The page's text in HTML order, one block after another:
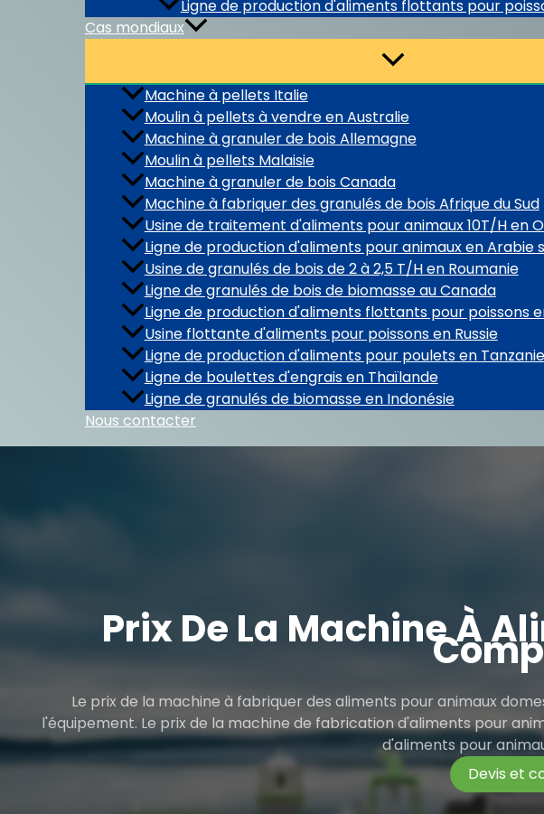
Ligne de production d'aliments flottants pour
Cas mondiaux
Machine à pellets Italie
Moulin à pellets à vendre en Australie
Machine à granuler de bois Allemagne
Moulin à pellets Malaisie
Machine à granuler de bois Canada
Machine à fabriquer des granulés de bois Afrique du Sud
Usine de traitement d'aliments pour animaux 10T/H en
Ligne de production d'aliments pour animaux en Arabie
Usine de granulés de bois de 2 à 2,5 T/H en Roumanie
Ligne de granulés de bois de biomasse au Canada
Ligne de production d'aliments flottants pour poissons
Usine flottante d'aliments pour poissons en Russie
Ligne de production d'aliments pour poulets en Tanzanie
Ligne de boulettes d'engrais en Thaïlande
Ligne de granulés de biomasse en Indonésie
Nous contacter
Prix De La Machine À
Le prix de la machine à fabriquer des aliments pour animaux
l'équipement. Le prix de la machine de fabrication d'aliments pour
d'aliments pour
Devis et